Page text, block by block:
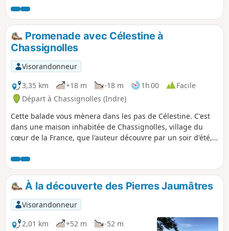
part de Briantes où se situe le château
dans lequel se déroule une partie de
l'intrigue puis suit l'ancienne ligne de
chemin de fer "Châteauroux-La Châtre-
Montluçon" pour atteindre la Motte-
Feuilly. Vous pourrez alors découvrir le
Château de la Motte. Enfin le retour se
fait le long de chemins et petites routes
et finit près du pigeonnier de Briantes.
Promenade avec Célestine à
Chassignolles
Visorandonneur
3,35 km
+18 m -18 m 1h 00
Facile
Départ à Chassignolles (Indre)
Cette balade vous mènera dans les pas de Célestine. C'est
dans une maison inhabitée de Chassignolles, village du
cœur de la France, que l'auteur découvre par un soir d'été,
des années 1860, toutes, sauf une, sont des demandes en
mariage adressées à la fille de l'aubergiste, Célestine.
À la découverte des Pierres Jaumâtres
Visorandonneur
2,01 km
+52 m
-52 m